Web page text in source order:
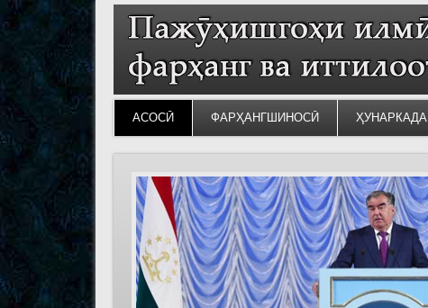
АСОСӢ ФАРҲАНГШИНОСӢ ҲУНАРКАДА